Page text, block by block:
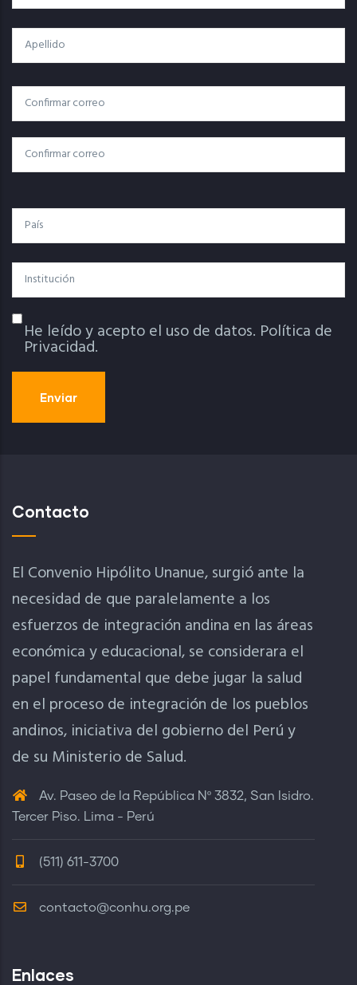
Apellido
Correo
Electrónico
Correo Electrónico
Confirmar Correo
País
Institución
Política De Privacidad
He leído y acepto el uso de datos. Política de
Privacidad.
Contacto
El Convenio Hipólito Unanue, surgió ante la
necesidad de que paralelamente a los
esfuerzos de integración andina en las áreas
económica y educacional, se considerara el
papel fundamental que debe jugar la salud
en el proceso de integración de los pueblos
andinos, iniciativa del gobierno del Perú y
de su Ministerio de Salud.
Av. Paseo de la República Nº 3832, San Isidro.
Tercer Piso. Lima - Perú
(511) 611-3700
contacto@conhu.org.pe
Enlaces